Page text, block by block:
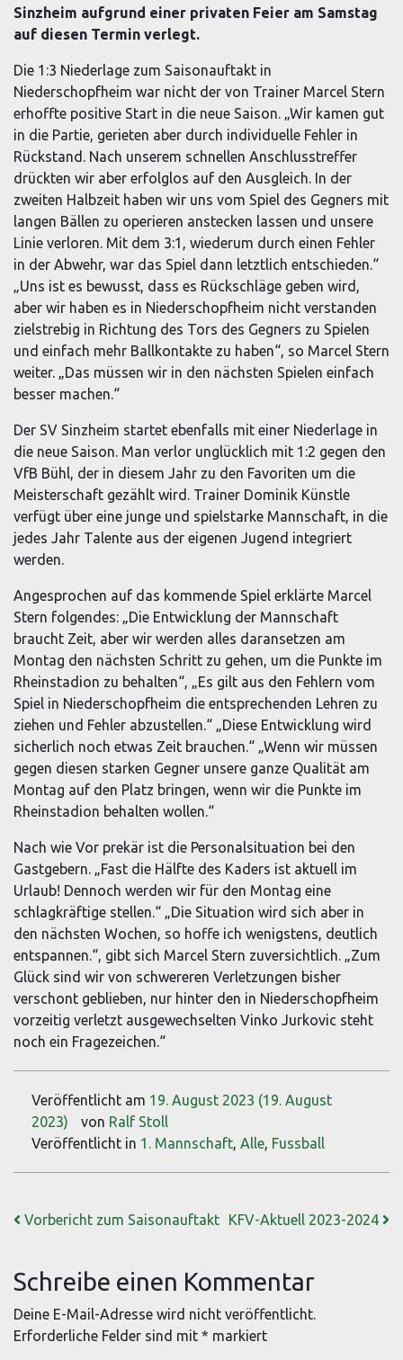
Sinzheim aufgrund einer privaten Feier am Samstag
auf diesen Termin verlegt.
Die 1:3 Niederlage zum Saisonauftakt in
Niederschopfheim war nicht der von Trainer Marcel Stern
erhoffte positive Start in die neue Saison. „Wir kamen gut
in die Partie, gerieten aber durch individuelle Fehler in
Rückstand. Nach unserem schnellen Anschlusstreffer
drückten wir aber erfolglos auf den Ausgleich. In der
zweiten Halbzeit haben wir uns vom Spiel des Gegners mit
langen Bällen zu operieren anstecken lassen und unsere
Linie verloren. Mit dem 3:1, wiederum durch einen Fehler
in der Abwehr, war das Spiel dann letztlich entschieden.“
„Uns ist es bewusst, dass es Rückschläge geben wird,
aber wir haben es in Niederschopfheim nicht verstanden
zielstrebig in Richtung des Tors des Gegners zu Spielen
und einfach mehr Ballkontakte zu haben“, so Marcel Stern
weiter. „Das müssen wir in den nächsten Spielen einfach
besser machen.“
Der SV Sinzheim startet ebenfalls mit einer Niederlage in
die neue Saison. Man verlor unglücklich mit 1:2 gegen den
VfB Bühl, der in diesem Jahr zu den Favoriten um die
Meisterschaft gezählt wird. Trainer Dominik Künstle
verfügt über eine junge und spielstarke Mannschaft, in die
jedes Jahr Talente aus der eigenen Jugend integriert
werden.
Angesprochen auf das kommende Spiel erklärte Marcel
Stern folgendes: „Die Entwicklung der Mannschaft
braucht Zeit, aber wir werden alles daransetzen am
Montag den nächsten Schritt zu gehen, um die Punkte im
Rheinstadion zu behalten“, „Es gilt aus den Fehlern vom
Spiel in Niederschopfheim die entsprechenden Lehren zu
ziehen und Fehler abzustellen.“ „Diese Entwicklung wird
sicherlich noch etwas Zeit brauchen.“ „Wenn wir müssen
gegen diesen starken Gegner unsere ganze Qualität am
Montag auf den Platz bringen, wenn wir die Punkte im
Rheinstadion behalten wollen.“
Nach wie Vor prekär ist die Personalsituation bei den
Gastgebern. „Fast die Hälfte des Kaders ist aktuell im
Urlaub! Dennoch werden wir für den Montag eine
schlagkräftige stellen.“ „Die Situation wird sich aber in
den nächsten Wochen, so hoffe ich wenigstens, deutlich
entspannen.“, gibt sich Marcel Stern zuversichtlich. „Zum
Glück sind wir von schwereren Verletzungen bisher
verschont geblieben, nur hinter den in Niederschopfheim
vorzeitig verletzt ausgewechselten Vinko Jurkovic steht
noch ein Fragezeichen.“
Veröffentlicht am 19. August 2023 (19. August
2023)
von Ralf Stoll
Veröffentlicht in 1. Mannschaft, Alle, Fussball
Beitrags-Navigation
Vorbericht zum Saisonauftakt KFV-Aktuell 2023-2024
Schreibe einen Kommentar
Deine E-Mail-Adresse wird nicht veröffentlicht.
Erforderliche Felder sind mit * markiert